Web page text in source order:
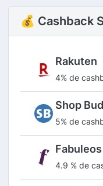
💰 Cashback
Rakuten
4% de
Shop
5% de
Fabuleos
4.9 % de